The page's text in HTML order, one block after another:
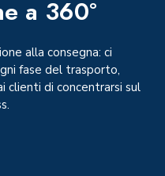
a 360°
alla consegna: ci
fase del trasporto,
clienti di concentrarsi sul